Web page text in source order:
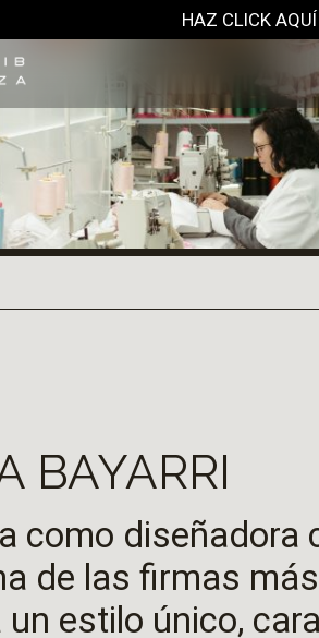
HAZ CLICK
BAYARRI
como diseñadora
de las firmas
un estilo único,